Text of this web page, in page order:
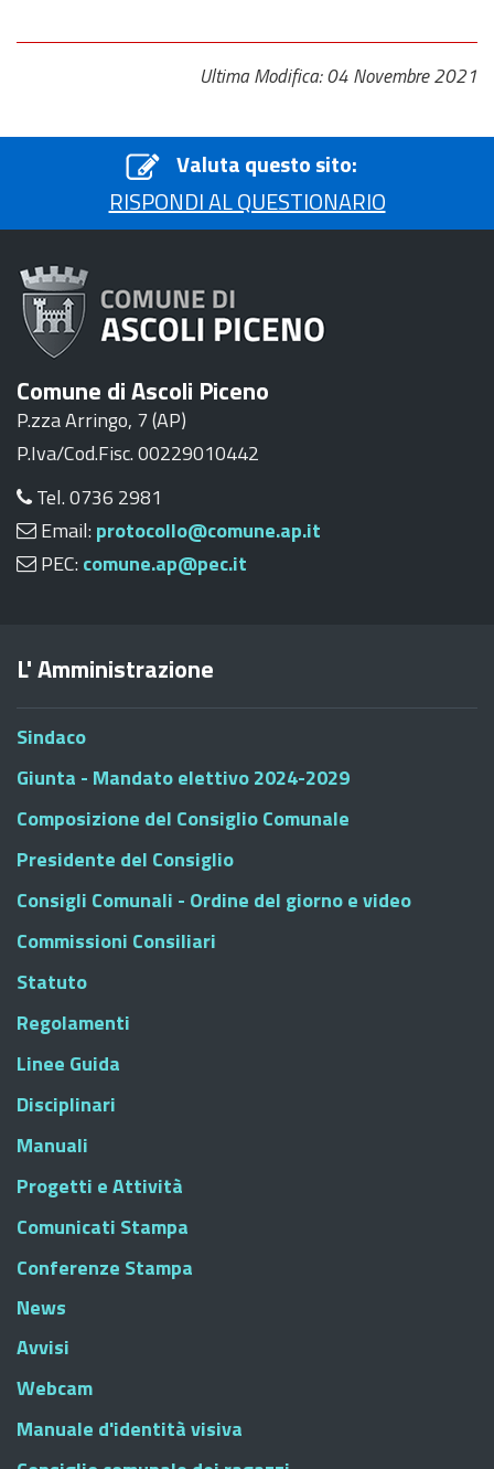
Ultima Modifica: 04 Novembre 2021
Valuta questo sito:
RISPONDI AL QUESTIONARIO
Comune di Ascoli Piceno
P.zza Arringo, 7 (AP)
P.Iva/Cod.Fisc. 00229010442
Tel. 0736 2981
Email: protocollo@comune.ap.it
PEC: comune.ap@pec.it
L' Amministrazione
Sindaco
Giunta - Mandato elettivo 2024-2029
Composizione del Consiglio Comunale
Presidente del Consiglio
Consigli Comunali - Ordine del giorno e video
Commissioni Consiliari
Statuto
Regolamenti
Linee Guida
Disciplinari
Manuali
Progetti e Attività
Comunicati Stampa
Conferenze Stampa
News
Avvisi
Webcam
Manuale d'identità visiva